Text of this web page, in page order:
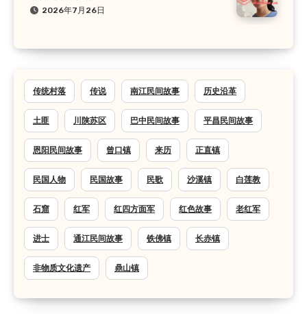
2026年7月26日
传统村落 传说 南江民间故事 历史沿革
土匪 川陕苏区 巴中民间故事 平昌民间故事
恩阳民间故事 曾口镇 来历 正直镇
民国人物 民国故事 民歌 沙溪镇 白莲教
石窟 红军 红四方面军 红色故事 老红军
进士 通江民间故事 铁佛镇 长赤镇
非物质文化遗产 鼎山镇